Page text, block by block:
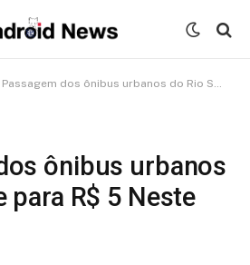
Passagem dos ônibus urbanos do Rio Sobe para R$ 5 Neste domingo
ônibus urbanos
para R$ 5 Neste